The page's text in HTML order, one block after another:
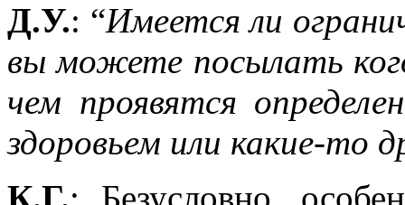
Д.У.: “Имеется ли
вы можете посылать
чем проявятся
здоровьем или какие-то